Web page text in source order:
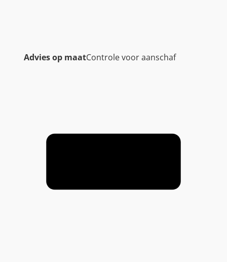
Advies op maatControle voor aanschaf